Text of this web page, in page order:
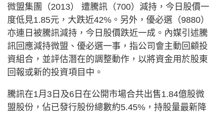
微盟集團（2013） 遭騰訊（700）減持，今日股價一
度低見1.85元，大跌近42%。另外，優必選（9880）
亦連日被騰訊減持，今日股價跌近一成。內媒引述騰
訊回應減持微盟、優必選一事，指公司會主動回顧投
資組合，並評估潛在的調整動作，以將資金用於股東
回報或新的投資項目中。
騰訊在1月3日及6日在公開市場合共出售1.84億股微
盟股份，佔已發行股份總數約5.45%，持股量最新降